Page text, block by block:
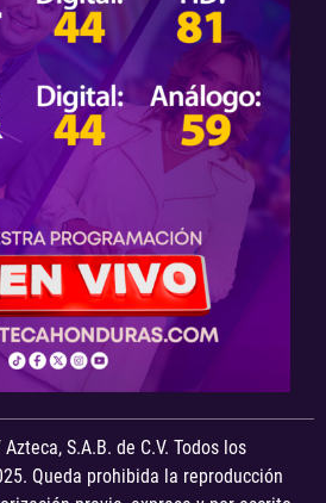
S.A.B. de C.V. Todos los
Queda prohibida la reproducción